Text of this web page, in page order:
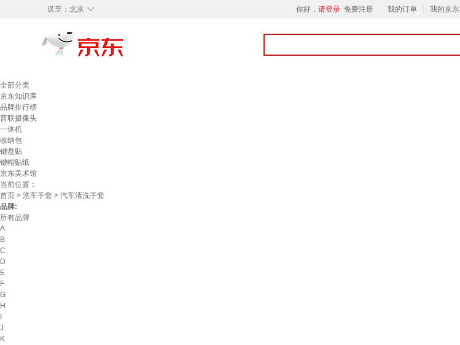
◇
送至： 北京 你好， 请登录 免费注册 我的订单 我的京东
全部分类
京东知识库
品牌排行榜
普联摄像头
一体机
收纳包
键盘贴
键帽贴纸
京东美术馆
当前位置：
首页 > 洗车手套 > 汽车清洗手套
品牌:
所有品牌
A
B
C
D
E
F
G
H
J
K